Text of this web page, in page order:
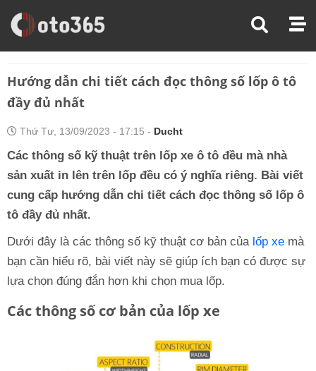
Trang Chủ
Hỏi Đáp Xe
Hướng dẫn chi tiết cách đọc thông số lốp ô tô
đầy đủ nhất
Thứ Tư, 13/09/2023 - 17:15 - Ducht
Các thông số kỹ thuật trên lốp xe ô tô đều mà nhà
sản xuất in lên trên lốp đều có ý nghĩa riêng. Bài viết
cung cấp hướng dẫn chi tiết cách đọc thông số lốp ô
tô đầy đủ nhất.
Dưới đây là các thông số kỹ thuật cơ bản của lốp xe mà
bạn cần hiểu rõ, bài viết này sẽ giúp ích bạn có được sự
lựa chọn đúng đắn hơn khi chọn mua lốp.
Các thông số cơ bản của lốp xe